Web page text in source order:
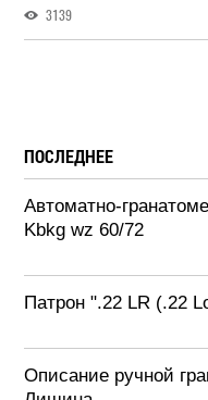
3139
ПОСЛЕДНЕЕ
Автоматно-
Kbkg wz 60/72
Патрон ".22 LR (.22
Описание ручной